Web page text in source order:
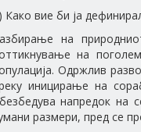
Како вие би ја
на
на
Одржлив
иницирање на
напредок на
размери, пред се